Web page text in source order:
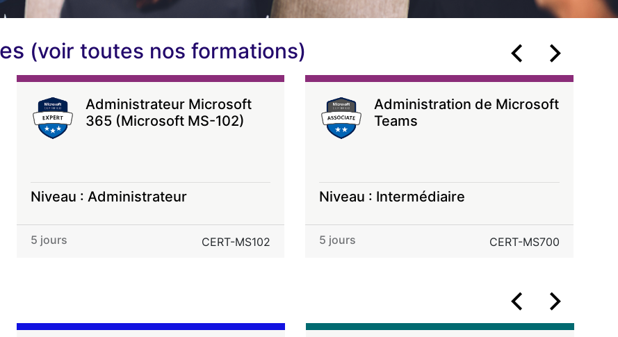
(voir toutes nos formations)
Administrateur Microsoft
365 (Microsoft MS-102)
Niveau : Administrateur
5 jours CERT-MS102
Administration de Microsoft
Teams
Niveau : Intermédiaire
5 jours CERT-MS700